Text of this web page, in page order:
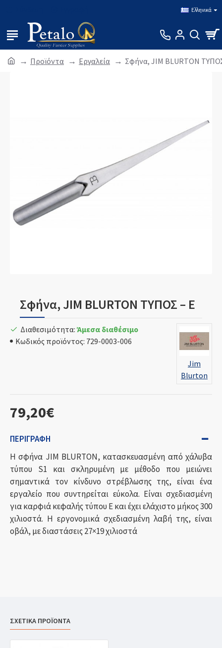
Ελληνικά
Προϊόντα Εργαλεία Σφήνα, JIM BLURTON
Σφήνα, JIM BLURTON ΤΥΠΟΣ – E
79,20€
Διαθεσιμότητα: Άμεσα διαθέσιμο
Κωδικός προϊόντος: 729-0003-006
Jim
Blurton
ΠΕΡΙΓΡΑΦΉ
Η σφήνα JIM BLURTON, κατασκευασμένη από χάλυβα
τύπου S1 και σκληρυμένη με μέθοδο που μειώνει
σημαντικά τον κίνδυνο στρέβλωσης της, είναι ένα
εργαλείο που συντηρείται εύκολα. Είναι σχεδιασμένη
για καρφιά κεφαλής τύπου Ε και έχει ελάχιστο μήκος 300
χιλιοστά. Η εργονομικά σχεδιασμένη λαβή της, είναι
οβάλ, με διαστάσεις 27×19 χιλιοστά
ΣΧΕΤΙΚΑ ΠΡΟΪΟΝΤΑ